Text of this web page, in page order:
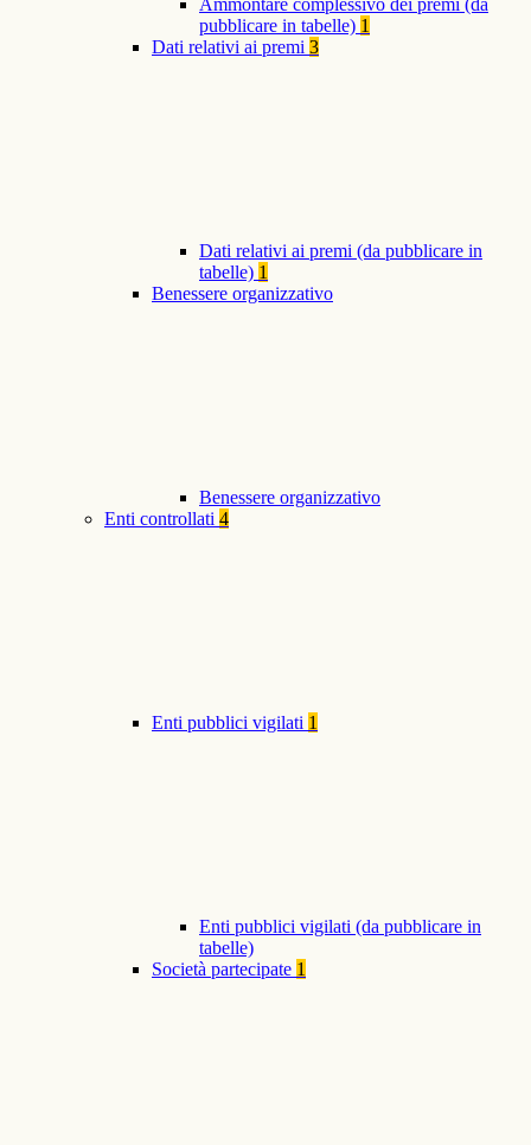
Ammontare complessivo dei premi (da
pubblicare in tabelle) 1
Dati relativi ai premi 3
Dati relativi ai premi (da pubblicare in
tabelle) 1
Benessere organizzativo
Benessere organizzativo
Enti controllati 4
Enti pubblici vigilati 1
Enti pubblici vigilati (da pubblicare in
tabelle)
Società partecipate 1